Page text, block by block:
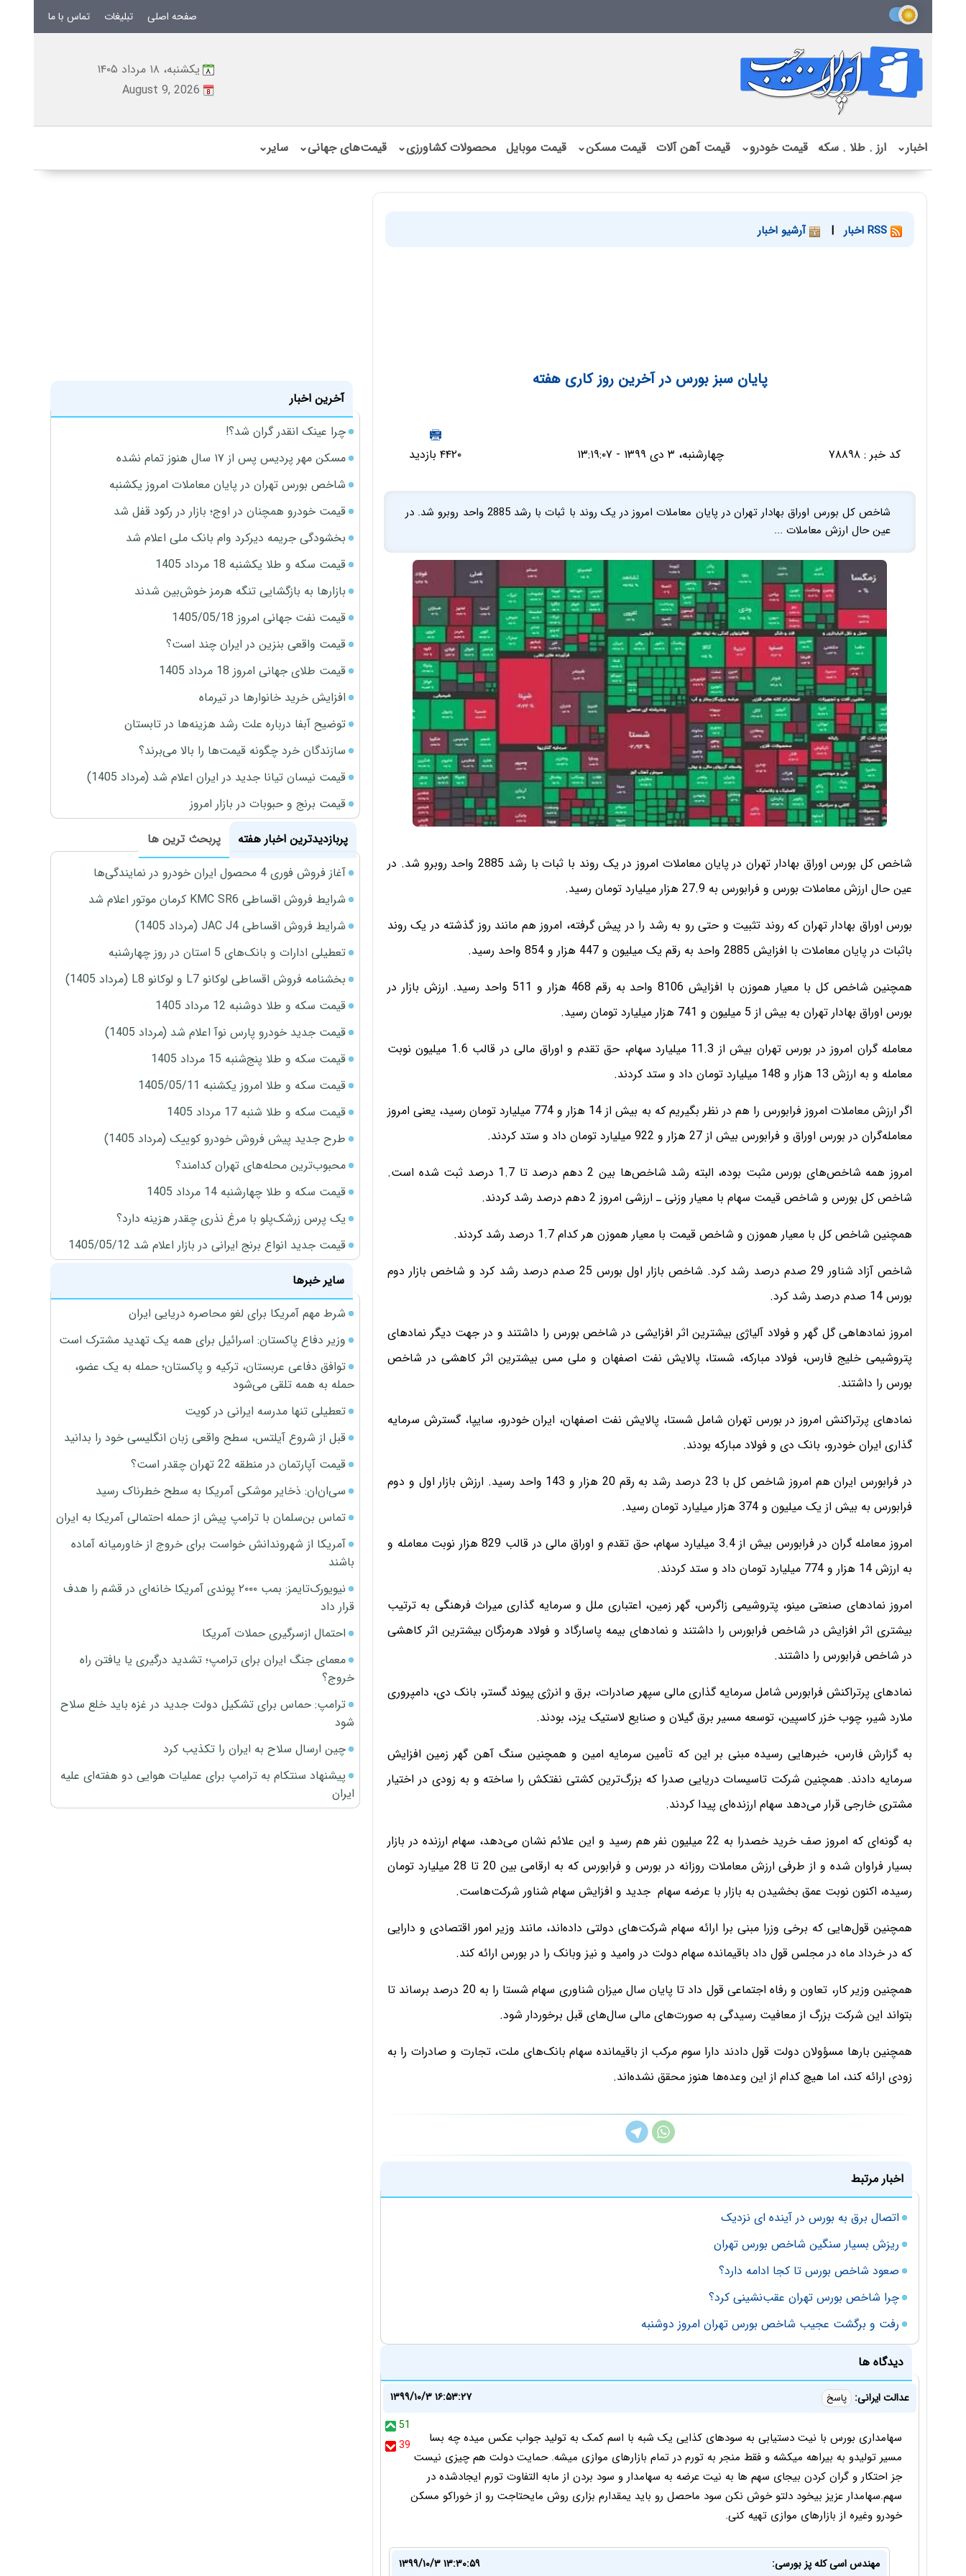
صفحه اصلی تبلیغات تماس با ما
یکشنبه، ۱۸ مرداد ۱۴۰۵
August 9, 2026
اخبار⌄ ارز . طلا . سکه قیمت خودرو⌄ قیمت آهن آلات قیمت مسکن⌄ قیمت موبایل محصولات کشاورزی⌄ قیمت‌های جهانی⌄ سایر⌄
| آرشیو اخبار
پایان سبز بورس در آخرین روز کاری هفته
کد خبر : ۷۸۸۹۸ چهارشنبه، ۳ دی ۱۳۹۹ - ۱۳:۱۹:۰۷ ۴۴۲۰ بازدید
شاخص کل بورس اوراق بهادار تهران در پایان معاملات امروز در یک روند با ثبات با رشد 2885 واحد روبرو شد. در
عین حال ارزش معاملات ...
شاخص کل بورس اوراق بهادار تهران در پایان معاملات امروز در یک روند با ثبات با رشد 2885 واحد روبرو شد. در
عین حال ارزش معاملات بورس و فرابورس به 27.9 هزار میلیارد تومان رسید.
بورس اوراق بهادار تهران که روند تثبیت و حتی رو به رشد را در پیش گرفته، امروز هم مانند روز گذشته در یک روند
باثبات در پایان معاملات با افزایش 2885 واحد به رقم یک میلیون و 447 هزار و 854 واحد رسید.
همچنین شاخص کل با معیار هموزن با افزایش 8106 واحد به رقم 468 هزار و 511 واحد رسید. ارزش بازار در
بورس اوراق بهادار تهران به بیش از 5 میلیون و 741 هزار میلیارد تومان رسید.
معامله گران امروز در بورس تهران بیش از 11.3 میلیارد سهام، حق تقدم و اوراق مالی در قالب 1.6 میلیون نوبت
معامله و به ارزش 13 هزار و 148 میلیارد تومان داد و ستد کردند.
اگر ارزش معاملات امروز فرابورس را هم در نظر بگیریم که به بیش از 14 هزار و 774 میلیارد تومان رسید، یعنی امروز
معامله‌گران در بورس اوراق و فرابورس بیش از 27 هزار و 922 میلیارد تومان داد و ستد کردند.
امروز همه شاخص‌های بورس مثبت بوده، البته رشد شاخص‌ها بین 2 دهم درصد تا 1.7 درصد ثبت شده است.
شاخص کل بورس و شاخص قیمت سهام با معیار وزنی ـ ارزشی امروز 2 دهم درصد رشد کردند.
همچنین شاخص کل با معیار هموزن و شاخص قیمت با معیار هموزن هر کدام 1.7 درصد رشد کردند.
شاخص آزاد شناور 29 صدم درصد رشد کرد. شاخص بازار اول بورس 25 صدم درصد رشد کرد و شاخص بازار دوم
بورس 14 صدم درصد رشد کرد.
امروز نمادهاهی گل گهر و فولاد آلیاژی بیشترین اثر افزایشی در شاخص بورس را داشتند و در جهت دیگر نمادهای
پتروشیمی خلیج فارس، فولاد مبارکه، شستا، پالایش نفت اصفهان و ملی مس بیشترین اثر کاهشی در شاخص
بورس را داشتند.
نمادهای پرتراکنش امروز در بورس تهران شامل شستا، پالایش نفت اصفهان، ایران خودرو،‌ سایپا، گسترش سرمایه
گذاری ایران خودرو، بانک دی و فولاد مبارکه بودند.
در فرابورس ایران هم امروز شاخص کل با 23 درصد رشد به رقم 20 هزار و 143 واحد رسید. ارزش بازار اول و دوم
فرابورس به بیش از یک میلیون و 374 هزار میلیارد تومان رسید.
امروز معامله گران در فرابورس بیش از 3.4 میلیارد سهام، حق تقدم و اوراق مالی در قالب 829 هزار نوبت معامله و
به ارزش 14 هزار و 774 میلیارد تومان داد و ستد کردند.
امروز نمادهای صنعتی مینو، پتروشیمی زاگرس، گهر زمین، اعتباری ملل و سرمایه گذاری میراث فرهنگی به ترتیب
بیشتری اثر افزایش در شاخص فرابورس را داشتند و نمادهای بیمه پاسارگاد و فولاد هرمزگان بیشترین اثر کاهشی
در شاخص فرابورس را داشتند.
نمادهای پرتراکنش فرابورس شامل سرمایه گذاری مالی سپهر صادرات، برق و انرژی پیوند گستر، بانک دی، دامپروری
ملارد شیر، چوب خزر کاسپین، توسعه مسیر برق گیلان و صنایع لاستیک یزد، بودند.
به گزارش فارس، خبرهایی رسیده مبنی بر این که تأمین سرمایه امین و همچنین سنگ آهن گهر زمین افزایش
سرمایه دادند. همچنین شرکت تاسیسات دریایی صدرا که بزرگ‌ترین کشتی نفتکش را ساخته و به زودی در اختیار
مشتری خارجی قرار می‌دهد سهام ارزنده‌ای پیدا کردند.
به گونه‌ای که امروز صف خرید خصدرا به 22 میلیون نفر هم رسید و این علائم نشان می‌دهد، سهام ارزنده در بازار
بسیار فراوان شده و از طرفی ارزش معاملات روزانه در بورس و فرابورس که به ارقامی بین 20 تا 28 میلیارد تومان
رسیده، اکنون نوبت عمق بخشیدن به بازار با عرضه سهام جدید و افزایش سهام شناور شرکت‌هاست.
همچنین قول‌هایی که برخی وزرا مبنی برا ارائه سهام شرکت‌های دولتی داده‌اند، مانند وزیر امور اقتصادی و دارایی
که در خرداد ماه در مجلس قول داد باقیمانده سهام دولت در وامید و نیز وبانک را در بورس ارائه کند.
همچنین وزیر کار، تعاون و رفاه اجتماعی قول داد تا پایان سال میزان شناوری سهام شستا را به 20 درصد برساند تا
بتواند این شرکت بزرگ از معافیت رسیدگی به صورت‌های مالی سال‌های قبل برخوردار شود.
همچنین بارها مسؤولان دولت قول دادند دارا سوم مرکب از باقیمانده سهام بانک‌های ملت، تجارت و صادرات را به
زودی ارائه کند، اما هیچ کدام از این وعده‌ها هنوز محقق نشده‌اند.
اخبار مرتبط
اتصال برق به بورس در آینده ای نزدیک
ریزش بسیار سنگین شاخص بورس تهران
صعود شاخص بورس تا کجا ادامه دارد؟
چرا شاخص بورس تهران عقب‌نشینی کرد؟
رفت و برگشت عجیب شاخص بورس تهران امروز دوشنبه
دیدگاه ها
عدالت ایرانی: پاسخ
۱۳۹۹/۱۰/۳ ۱۶:۵۳:۲۷
51
39
سهامداری بورس با نیت دستیابی به سودهای کذایی یک شبه با اسم کمک به تولید جواب عکس میده چه بسا
مسیر تولیدو به بیراهه میکشه و فقط منجر به تورم در تمام بازارهای موازی میشه. حمایت دولت هم چیزی نیست
جز احتکار و گران کردن بیجای سهم ها به نیت عرضه به سهامدار و سود بردن از مابه التفاوت تورم ایجادشده در
سهم.سهامدار عزیز بیخود دلتو خوش نکن سود ماحصل رو باید یمقدارم بزاری روش مایحتاجت رو از خوراکو مسکن
خودرو وغیره از بازارهای موازی تهیه کنی.
مهندس اسی کله پز بورسی: ۱۳۹۹/۱۰/۳ ۱۳:۳۰:۵۹
آخرین اخبار
چرا عینک انقدر گران شد؟!
مسکن مهر پردیس پس از ۱۷ سال هنوز تمام نشده
شاخص بورس تهران در پایان معاملات امروز یکشنبه
قیمت خودرو همچنان در اوج؛ بازار در رکود قفل شد
بخشودگی جریمه دیرکرد وام بانک ملی اعلام شد
قیمت سکه و طلا یکشنبه 18 مرداد 1405
بازارها به بازگشایی تنگه هرمز خوش‌بین شدند
قیمت نفت جهانی امروز 1405/05/18
قیمت واقعی بنزین در ایران چند است؟
قیمت طلای جهانی امروز 18 مرداد 1405
افزایش خرید خانوارها در تیرماه
توضیح آبفا درباره علت رشد هزینه‌ها در تابستان
سازندگان خرد چگونه قیمت‌ها را بالا می‌برند؟
قیمت نیسان تیانا جدید در ایران اعلام شد (مرداد 1405)
قیمت برنج و حبوبات در بازار امروز
پربازدیدترین اخبار هفته
پربحث ترین ها
آغاز فروش فوری 4 محصول ایران خودرو در نمایندگی‌ها
شرایط فروش اقساطی KMC SR6 کرمان موتور اعلام شد
شرایط فروش اقساطی JAC J4 (مرداد 1405)
تعطیلی ادارات و بانک‌های 5 استان در روز چهارشنبه
بخشنامه فروش اقساطی لوکانو L7 و لوکانو L8 (مرداد 1405)
قیمت سکه و طلا دوشنبه 12 مرداد 1405
قیمت جدید خودرو پارس نوآ اعلام شد (مرداد 1405)
قیمت سکه و طلا پنج‌شنبه 15 مرداد 1405
قیمت سکه و طلا امروز یکشنبه 1405/05/11
قیمت سکه و طلا شنبه 17 مرداد 1405
طرح جدید پیش فروش خودرو کوییک (مرداد 1405)
محبوب‌ترین محله‌های تهران کدامند؟
قیمت سکه و طلا چهارشنبه 14 مرداد 1405
یک پرس زرشک‌پلو با مرغ نذری چقدر هزینه دارد؟
قیمت جدید انواع برنج ایرانی در بازار اعلام شد 1405/05/12
سایر خبرها
شرط مهم آمریکا برای لغو محاصره دریایی ایران
وزیر دفاع پاکستان: اسرائیل برای همه یک تهدید مشترک است
توافق دفاعی عربستان، ترکیه و پاکستان؛ حمله به یک عضو،
حمله به همه تلقی می‌شود
تعطیلی تنها مدرسه ایرانی در کویت
قبل از شروع آیلتس، سطح واقعی زبان انگلیسی خود را بدانید
قیمت آپارتمان در منطقه 22 تهران چقدر است؟
سی‌ان‌ان: ذخایر موشکی آمریکا به سطح خطرناک رسید
تماس بن‌سلمان با ترامپ پیش از حمله احتمالی آمریکا به ایران
آمریکا از شهروندانش خواست برای خروج از خاورمیانه آماده
باشند
نیویورک‌تایمز: بمب ۲۰۰۰ پوندی آمریکا خانه‌ای در قشم را هدف
قرار داد
احتمال ازسرگیری حملات آمریکا
معمای جنگ ایران برای ترامپ؛ تشدید درگیری یا یافتن راه
خروج؟
ترامپ: حماس برای تشکیل دولت جدید در غزه باید خلع سلاح
شود
چین ارسال سلاح به ایران را تکذیب کرد
پیشنهاد سنتکام به ترامپ برای عملیات هوایی دو هفته‌ای علیه
ایران